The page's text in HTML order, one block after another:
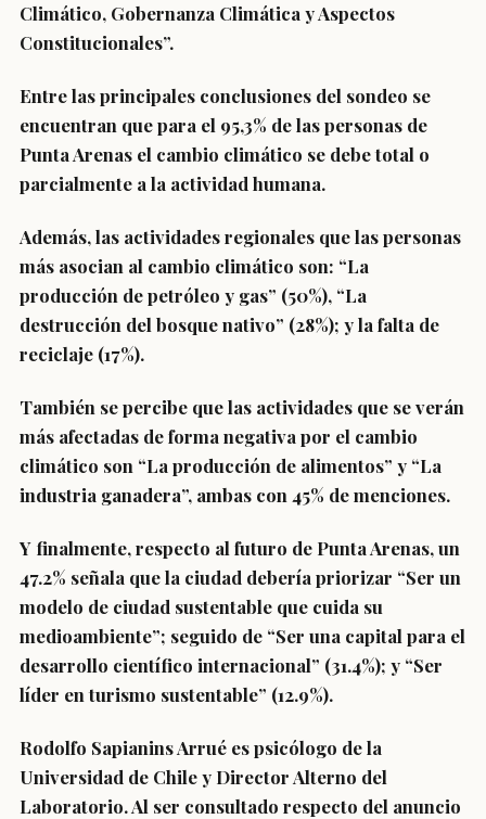
Climático, Gobernanza Climática y Aspectos
Constitucionales”.
Entre las principales conclusiones del sondeo se
encuentran que para el 95,3% de las personas de
Punta Arenas el cambio climático se debe total o
parcialmente a la actividad humana.
Además, las actividades regionales que las personas
más asocian al cambio climático son: “La
producción de petróleo y gas” (50%), “La
destrucción del bosque nativo” (28%); y la falta de
reciclaje (17%).
También se percibe que las actividades que se verán
más afectadas de forma negativa por el cambio
climático son “La producción de alimentos” y “La
industria ganadera”, ambas con 45% de menciones.
Y finalmente, respecto al futuro de Punta Arenas, un
47.2% señala que la ciudad debería priorizar “Ser un
modelo de ciudad sustentable que cuida su
medioambiente”; seguido de “Ser una capital para el
desarrollo científico internacional” (31.4%); y “Ser
líder en turismo sustentable” (12.9%).
Rodolfo Sapianins Arrué es psicólogo de la
Universidad de Chile y Director Alterno del
Laboratorio. Al ser consultado respecto del anuncio